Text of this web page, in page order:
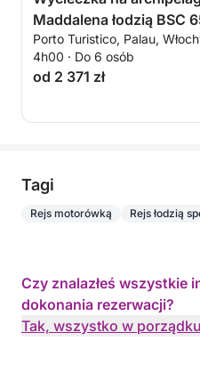
Maddalena łodzią BSC
kierowcą (pół dnia, 4
Porto Turistico, Palau,
4h00 · Do 6 osób
od 2 371 zł
Tagi
Rejs motorówką Rejs łodzią
Czy znalazłeś wszystkie
dokonania rezerwacji?
Tak, wszystko w porządku